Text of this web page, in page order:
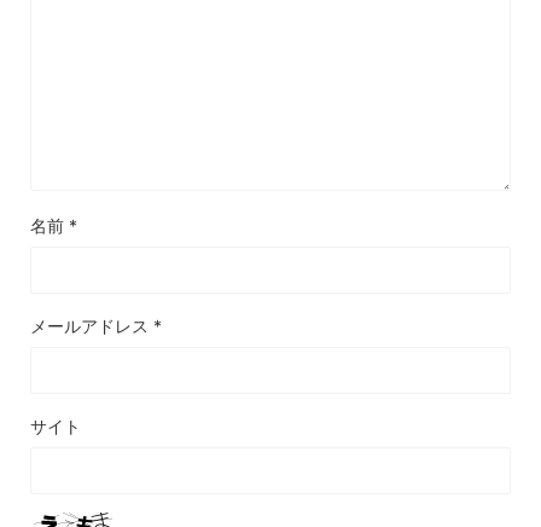
名前 *
メールアドレス *
サイト